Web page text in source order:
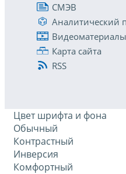
СМЭВ
Аналитический
Видеоматериалы
Карта сайта
RSS
Цвет шрифта и фона
Обычный
Контрастный
Инверсия
Комфортный